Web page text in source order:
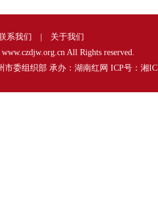
系我们
关于我们
All Rights reserved.
市委组织部 承办：湖南红网 ICP号： 湘